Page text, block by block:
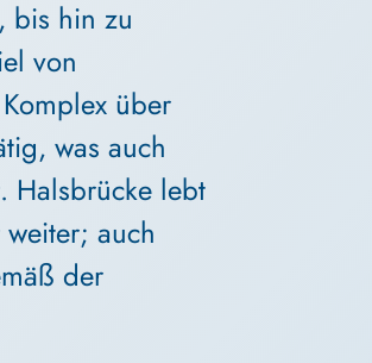
bis hin zu
von
über
was auch
Halsbrücke lebt
auch
der